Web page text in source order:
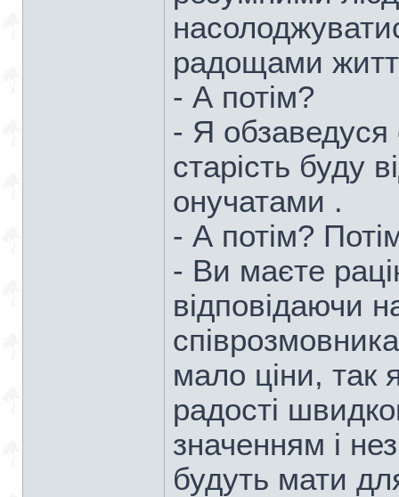
радощами
- А потім?
- Я обзаведуся
старість буду
онучатами .
- А потім?
- Ви маєте
відповідаючи
мало ціни, так
радості
значенням і
будуть мати